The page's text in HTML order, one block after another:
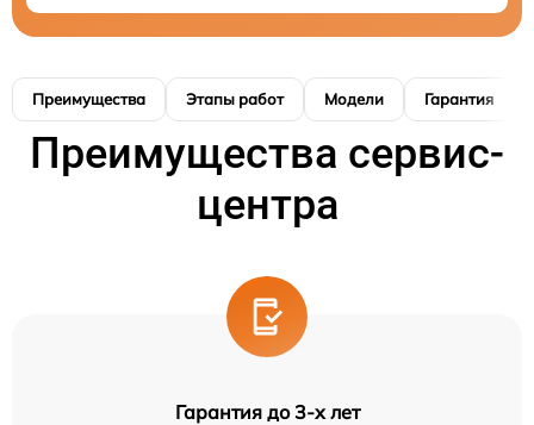
Преимущества Этапы работ Модели Гарантия
Преимущества сервис-
центра
Гарантия до 3-х лет